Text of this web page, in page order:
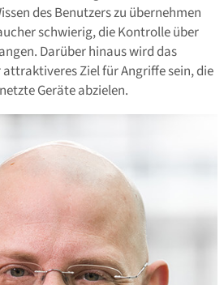
des Benutzers zu übernehmen
schwierig, die Kontrolle über
Darüber hinaus wird das
Ziel für Angriffe sein, die
Geräte abzielen.